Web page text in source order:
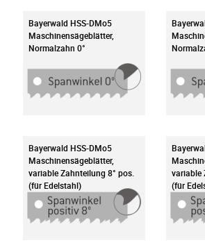
Bayerwald HSS-DMo5
Maschinensägeblätter,
Normalzahn 0°
Bayerwald HSS-DMo5
Maschinensägeblätter,
variable Zahnteilung 8° pos.
(für Edelstahl)
variable
(für